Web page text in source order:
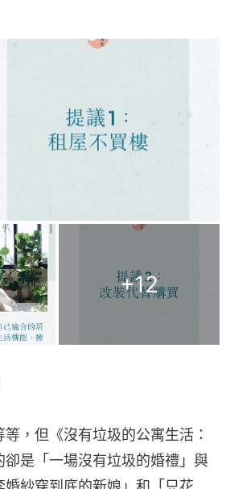
+12
，但《沒有垃圾的公寓生活：
是「一場沒有垃圾的婚禮」與